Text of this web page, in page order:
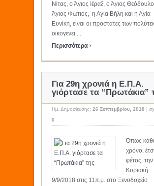
Νίτας, ο Άγιος Ιέραξ, ο Άγιος
Άγιος Φώτιος, η Αγία Βήλη και η Αγία
Ευνίκη, είναι οι προστάτες των
οικογενει ...
Περισσότερα ›
Για 29η χρονιά η Ε.Π.Α.
γιόρτασε τα “Πρωτάκια”
Ημ. Δημοσίευσης: 26 Σεπτεμβρίου, 2018 |
0
Όπως
χρόνο,
φέτος, την
Κυριακή
9/9/2018 στις 11π.μ. στο Ξενοδοχείο